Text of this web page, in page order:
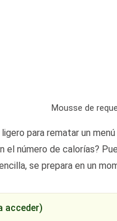
Mousse de
para rematar un
el número de calorías?
se prepara en un
acceder)